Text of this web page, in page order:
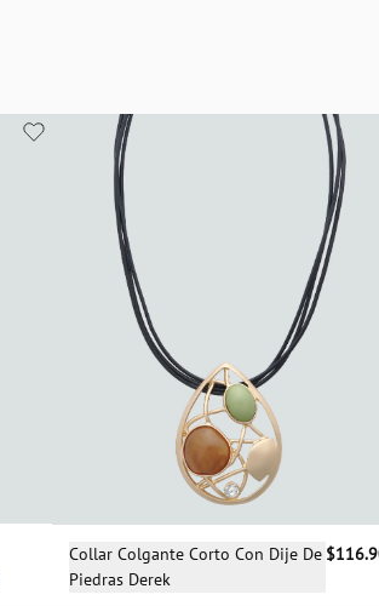
Selecciona una talla
Collar Colgante Corto Con Dije De
Piedras Derek